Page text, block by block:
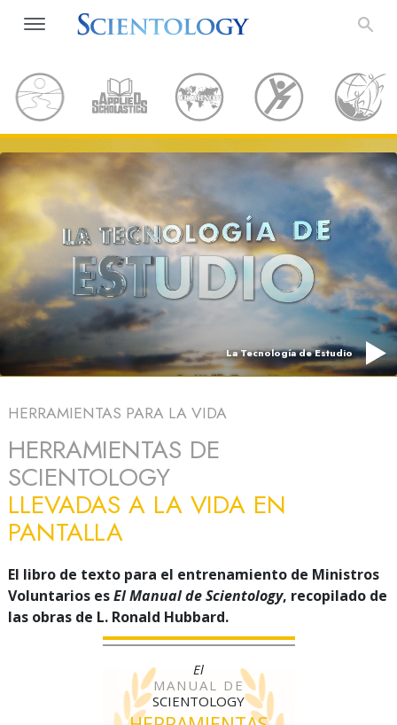
La Tecnología de Estudio
HERRAMIENTAS PARA LA VIDA
HERRAMIENTAS DE
SCIENTOLOGY
LLEVADAS A LA VIDA EN
PANTALLA
El libro de texto para el entrenamiento de Ministros
Voluntarios esEl Manual de Scientology, recopilado de
las obras de L. Ronald Hubbard.
El
MANUAL DE
SCIENTOLOGY